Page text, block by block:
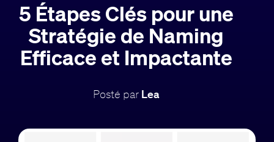
À propos
Guide
5 Étapes Clés pour une
Stratégie de Naming
Efficace et Impactante
Posté par Lea